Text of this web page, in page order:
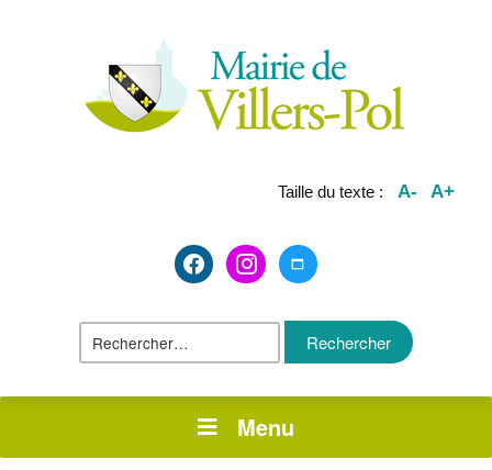
Taille du texte : A- A+
facebook2instagrammaximize
Rechercher :
Menu